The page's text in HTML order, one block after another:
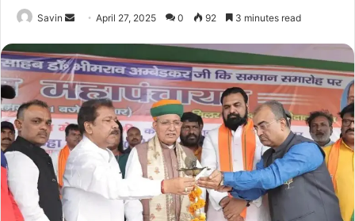
Savin
Send
email
April 27, 2025 0 92 3 minutes read